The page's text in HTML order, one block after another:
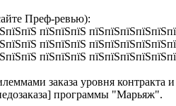
Преф-ревью):
пїЅпїЅпїЅ
пїЅпїЅпїЅ
пїЅпїЅпїЅ
заказа уровня
программы "Марьяж".